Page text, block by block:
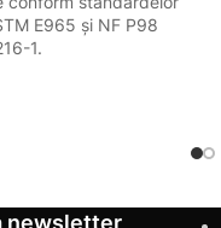
E965 și NF P98
1.
newsletter